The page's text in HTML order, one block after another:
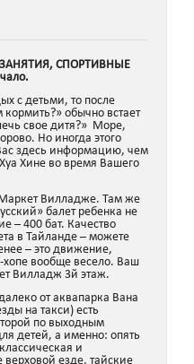
СПОРТИВНЫЕ
с детьми, то после
обычно встает
свое дитя?» Море,
Но иногда этого
здесь информацию, чем
Хине во время Вашего
Маркет Вилладже. Там же
балет ребенка не
– 400 бат. Качество
в Тайланде – можете
– это движение,
вообще весело. Ваш
Вилладж 3й этаж.
от аквапарка Вана
на такси) есть
по выходным
детей, а именно: опять
и
верховой езде, тайские